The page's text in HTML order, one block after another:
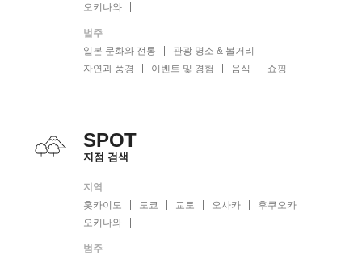
오키나와
범주
일본 문화와 전통
관광 명소 & 볼거리
자연과 풍경
이벤트 및 경험 음식 쇼핑
SPOT
지점 검색
지역
홋카이도
도쿄 교토 오사카
후쿠오카
오키나와
범주